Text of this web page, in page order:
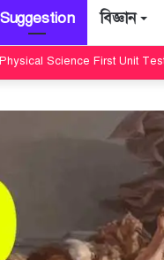
Suggestion বিজ্ঞান
Science First Unit Test